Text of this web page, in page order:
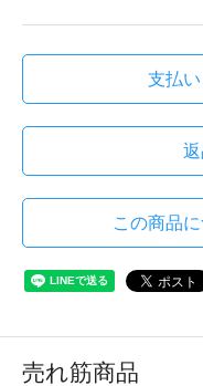
支払
この商品
売れ筋商品